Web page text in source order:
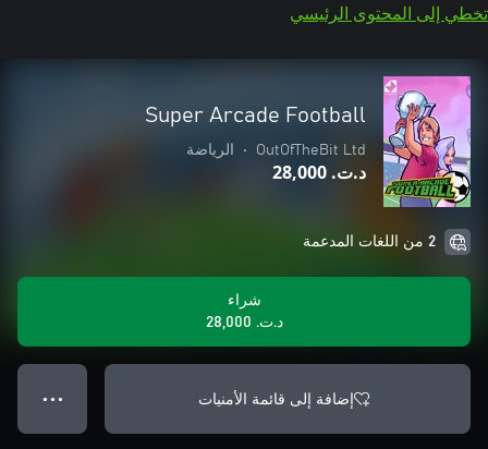
تخطي إلى المحتوى الرئيسي
Super Arcade Football
OutOfTheBit Ltd
• الرياضة
د.ت.‏ 28,000
2 من اللغات المدعمة
شراء
د.ت.‏ 28,000
إضافة إلى قائمة الأمنيات ● ● ●